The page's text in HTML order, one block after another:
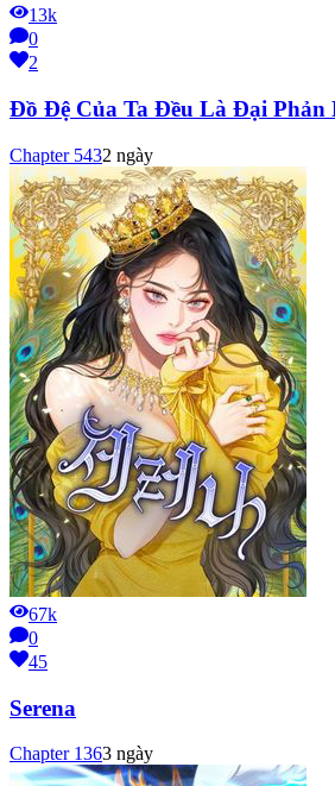
13k
0
2
Đồ Đệ Của Ta Đều Là Đại Phản
Chapter 5432 ngày
67k
0
45
Serena
Chapter 1363 ngày